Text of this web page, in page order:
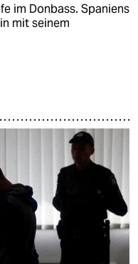
im Donbass. Spaniens
mit seinem